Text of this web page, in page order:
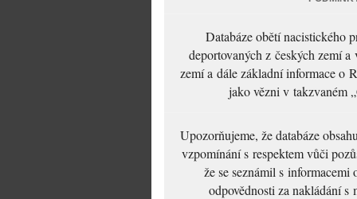
Databáze obětí nacistického
deportovaných z českých zemí
zemí a dále základní informace o
jako vězni v takzvaném
Upozorňujeme, že databáze
vzpomínání s respektem vůči
že se seznámil s
odpovědnosti za nakládání